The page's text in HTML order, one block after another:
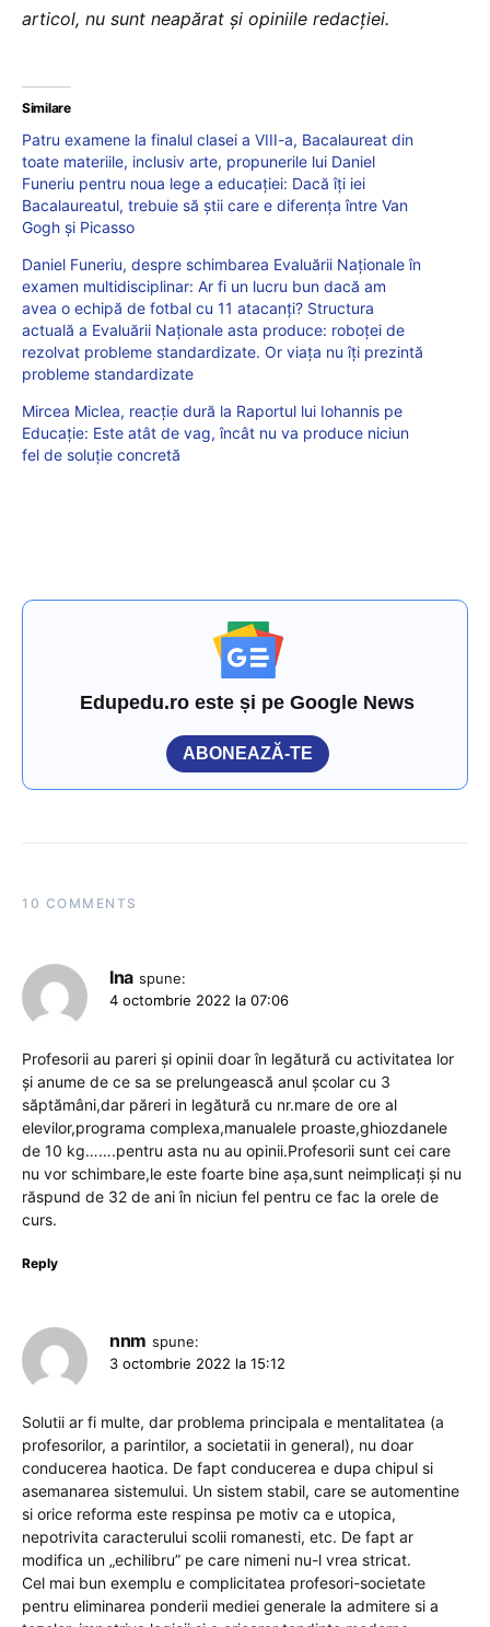
articol, nu sunt neapărat și opiniile redacției.
Similare
Patru examene la finalul clasei a VIII-a, Bacalaureat din
toate materiile, inclusiv arte, propunerile lui Daniel
Funeriu pentru noua lege a educației: Dacă îți iei
Bacalaureatul, trebuie să știi care e diferența între Van
Gogh și Picasso
Daniel Funeriu, despre schimbarea Evaluării Naționale în
examen multidisciplinar: Ar fi un lucru bun dacă am
avea o echipă de fotbal cu 11 atacanți? Structura
actuală a Evaluării Naționale asta produce: roboței de
rezolvat probleme standardizate. Or viața nu îți prezintă
probleme standardizate
Mircea Miclea, reacție dură la Raportul lui Iohannis pe
Educație: Este atât de vag, încât nu va produce niciun
fel de soluție concretă
Edupedu.ro este și pe Google News
ABONEAZĂ-TE
10 COMMENTS
Ina spune:
4 octombrie 2022 la 07:06
Profesorii au pareri și opinii doar în legătură cu activitatea lor
și anume de ce sa se prelungească anul școlar cu 3
săptămâni,dar păreri in legătură cu nr.mare de ore al
elevilor,programa complexa,manualele proaste,ghiozdanele
de 10 kg…….pentru asta nu au opinii.Profesorii sunt cei care
nu vor schimbare,le este foarte bine așa,sunt neimplicați și nu
răspund de 32 de ani în niciun fel pentru ce fac la orele de
curs.
Reply
nnm spune:
3 octombrie 2022 la 15:12
Solutii ar fi multe, dar problema principala e mentalitatea (a
profesorilor, a parintilor, a societatii in general), nu doar
conducerea haotica. De fapt conducerea e dupa chipul si
asemanarea sistemului. Un sistem stabil, care se automentine
si orice reforma este respinsa pe motiv ca e utopica,
nepotrivita caracterului scolii romanesti, etc. De fapt ar
modifica un „echilibru” pe care nimeni nu-l vrea stricat.
Cel mai bun exemplu e complicitatea profesori-societate
pentru eliminarea ponderii mediei generale la admitere si a